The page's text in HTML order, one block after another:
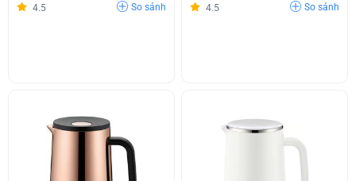
4.5 So sánh 4.5 So sánh